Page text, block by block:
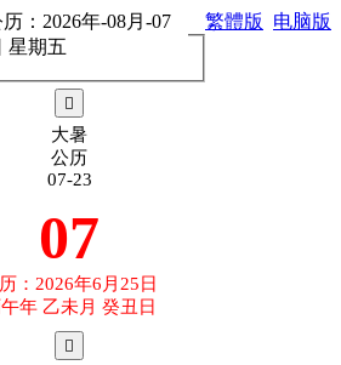
繁體版 电脑版
：2026年-08月-07
星期五

大暑
公历
07-23
07
：2026年6月25日
年 乙未月 癸丑日
